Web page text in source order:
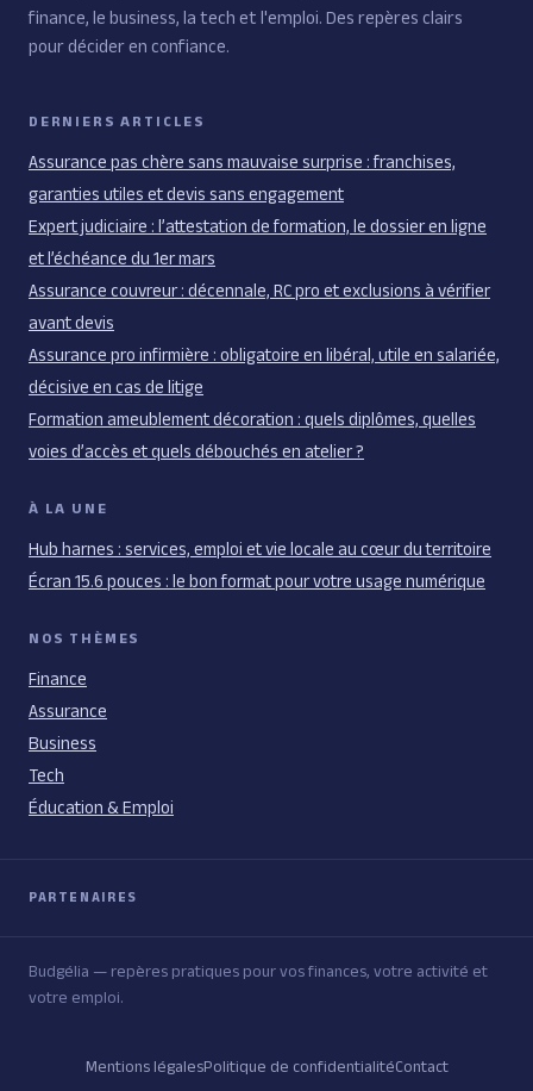
finance, le business, la tech et l'emploi. Des repères clairs
pour décider en confiance.
DERNIERS ARTICLES
Assurance pas chère sans mauvaise surprise : franchises,
garanties utiles et devis sans engagement
Expert judiciaire : l’attestation de formation, le dossier en ligne
et l’échéance du 1er mars
Assurance couvreur : décennale, RC pro et exclusions à vérifier
avant devis
Assurance pro infirmière : obligatoire en libéral, utile en salariée,
décisive en cas de litige
Formation ameublement décoration : quels diplômes, quelles
voies d’accès et quels débouchés en atelier ?
À LA UNE
Hub harnes : services, emploi et vie locale au cœur du territoire
Écran 15.6 pouces : le bon format pour votre usage numérique
NOS THÈMES
Finance
Assurance
Business
Tech
Éducation & Emploi
PARTENAIRES
Budgélia — repères pratiques pour vos finances, votre activité et
votre emploi.
Mentions légalesPolitique de confidentialitéContact